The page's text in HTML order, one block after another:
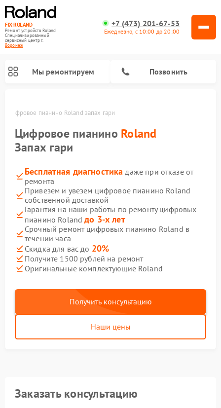
FIX-ROLAND
Ремонт устройств Roland
Специализированный
cервисный центр г.
Воронеж
+7 (473) 201-67-53
Ежедневно, с 10:00 до 20:00
Мы ремонтируем Позвонить
Цифровое пианино Roland запах гари
Цифровое пианино Roland
Запах гари
Бесплатная диагностика даже при отказе от
ремонта
Привезем и увезем цифровое пианино Roland
собственной доставкой
Гарантия на наши работы по ремонту цифровых
пианино Rolandдо 3-х лет
Срочный ремонт цифровых пианино Roland в
течении часа
Скидка для вас до 20%
Получите 1500 рублей на ремонт
Оригинальные комплектующие Roland
Получить консультацию
Наши цены
Заказать консультацию